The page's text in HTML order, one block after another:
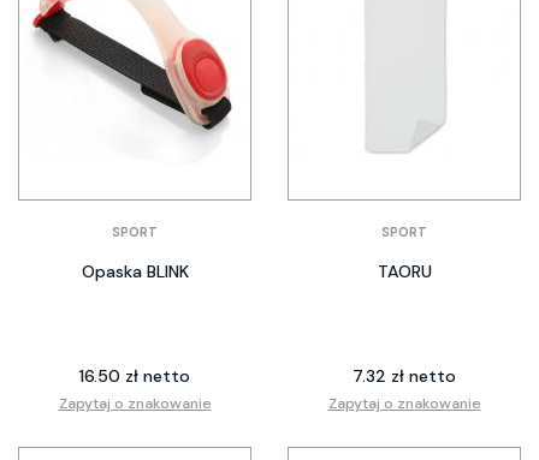
SPORT
Opaska BLINK
16.50 zł netto
Zapytaj o znakowanie
SPORT
TAORU
7.32 zł netto
Zapytaj o znakowanie